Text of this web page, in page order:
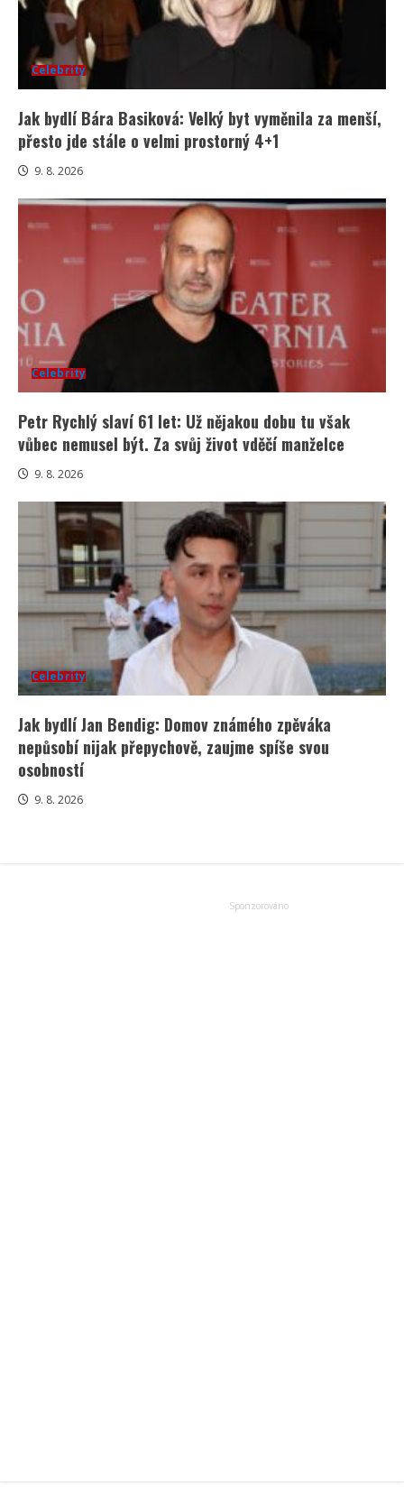
Celebrity
Jak bydlí Bára Basiková: Velký byt vyměnila za menší,
přesto jde stále o velmi prostorný 4+1
9. 8. 2026
Celebrity
Petr Rychlý slaví 61 let: Už nějakou dobu tu však
vůbec nemusel být. Za svůj život vděčí manželce
9. 8. 2026
Celebrity
Jak bydlí Jan Bendig: Domov známého zpěváka
nepůsobí nijak přepychově, zaujme spíše svou
osobností
9. 8. 2026